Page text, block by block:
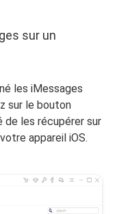
sur un
les iMessages
sur le bouton
de les récupérer sur
appareil iOS.